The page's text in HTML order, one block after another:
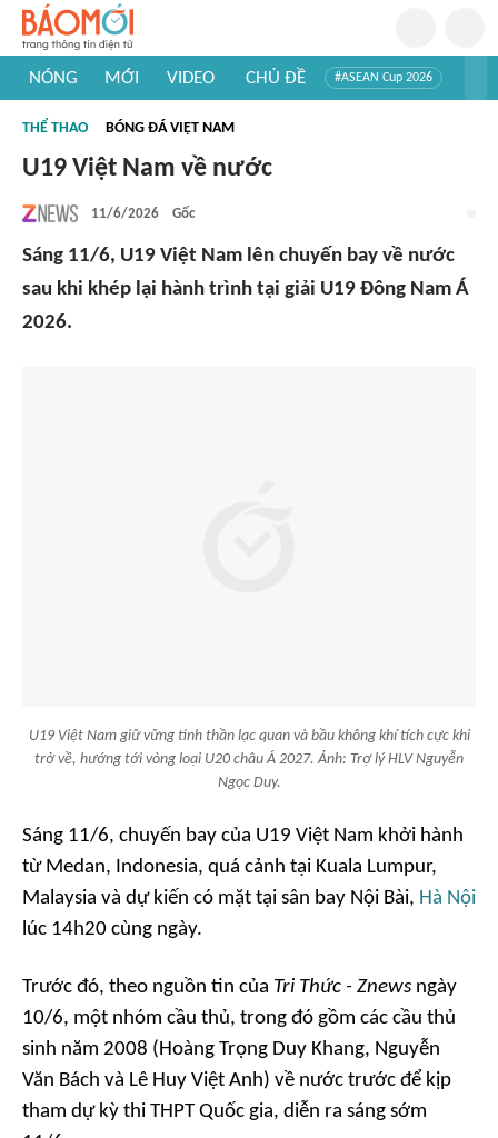
NÓNG MỚI VIDEO CHỦ ĐỀ #ASEAN Cup 2026
#Khám phá thế giới
THỂ THAO BÓNG ĐÁ VIỆT NAM
U19 Việt Nam về nước
11/6/2026 Gốc
Sáng 11/6, U19 Việt Nam lên chuyến bay về nước
sau khi khép lại hành trình tại giải U19 Đông Nam Á
2026.
U19 Việt Nam giữ vững tinh thần lạc quan và bầu không khí tích cực khi
trở về, hướng tới vòng loại U20 châu Á 2027. Ảnh: Trợ lý HLV Nguyễn
Ngọc Duy.
Sáng 11/6, chuyến bay của U19 Việt Nam khởi hành
từ Medan, Indonesia, quá cảnh tại Kuala Lumpur,
Malaysia và dự kiến có mặt tại sân bay Nội Bài, Hà Nội
lúc 14h20 cùng ngày.
Trước đó, theo nguồn tin của Tri Thức - Znews ngày
10/6, một nhóm cầu thủ, trong đó gồm các cầu thủ
sinh năm 2008 (Hoàng Trọng Duy Khang, Nguyễn
Văn Bách và Lê Huy Việt Anh) về nước trước để kịp
tham dự kỳ thi THPT Quốc gia, diễn ra sáng sớm